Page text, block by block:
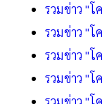
รวมข่าว "
รวมข่าว "
รวมข่าว "
รวมข่าว "